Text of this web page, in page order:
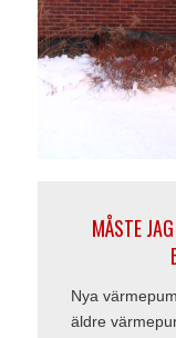
MÅSTE
Nya
äldre